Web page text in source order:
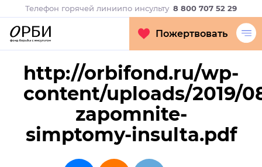
Телефон горячей линиипо инсульту 8 800 707 52 29
Пожертвовать
http://orbifond.ru/wp-
content/uploads/2019/
zapomnite-
simptomy-insulta.pdf